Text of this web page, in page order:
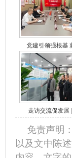
党建引领强根基
走访交流促发展
免责声明
以及文中陈